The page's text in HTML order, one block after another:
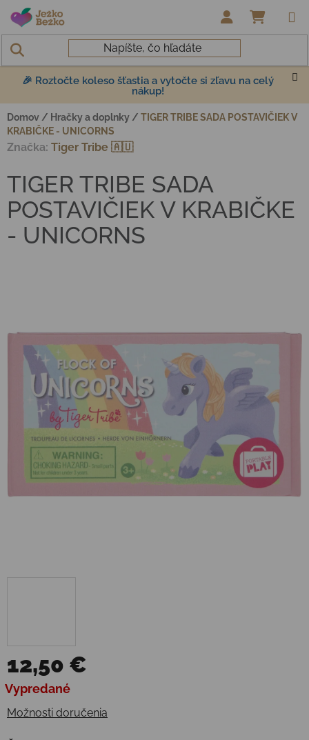
Prejsť na obsah
🎉 Roztočte koleso šťastia a vytočte si zľavu na celý
nákup!
Domov / Hračky a doplnky / TIGER TRIBE SADA POSTAVIČIEK V
KRABIČKE - UNICORNS
12,50 €
Jednotková cena:
Vypredané
Možnosti doručenia
TIGER TRIBE SADA
POSTAVIČIEK V KRABIČKE
- UNICORNS
Značka: Tiger Tribe 🇦🇺